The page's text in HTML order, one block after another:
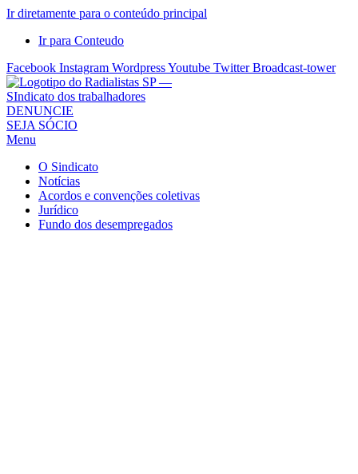
Ir diretamente para o conteúdo principal
Ir para Conteudo
Facebook Instagram WordpressYoutube Twitter Broadcast-tower
Sindicato
dos
Radialistas
São
Paulo
Sindicato
DENUNCIE
SEJA SÓCIO
Menu
O Sindicato
Notícias
Acordos e convenções coletivas
Jurídico
Fundo dos desempregados